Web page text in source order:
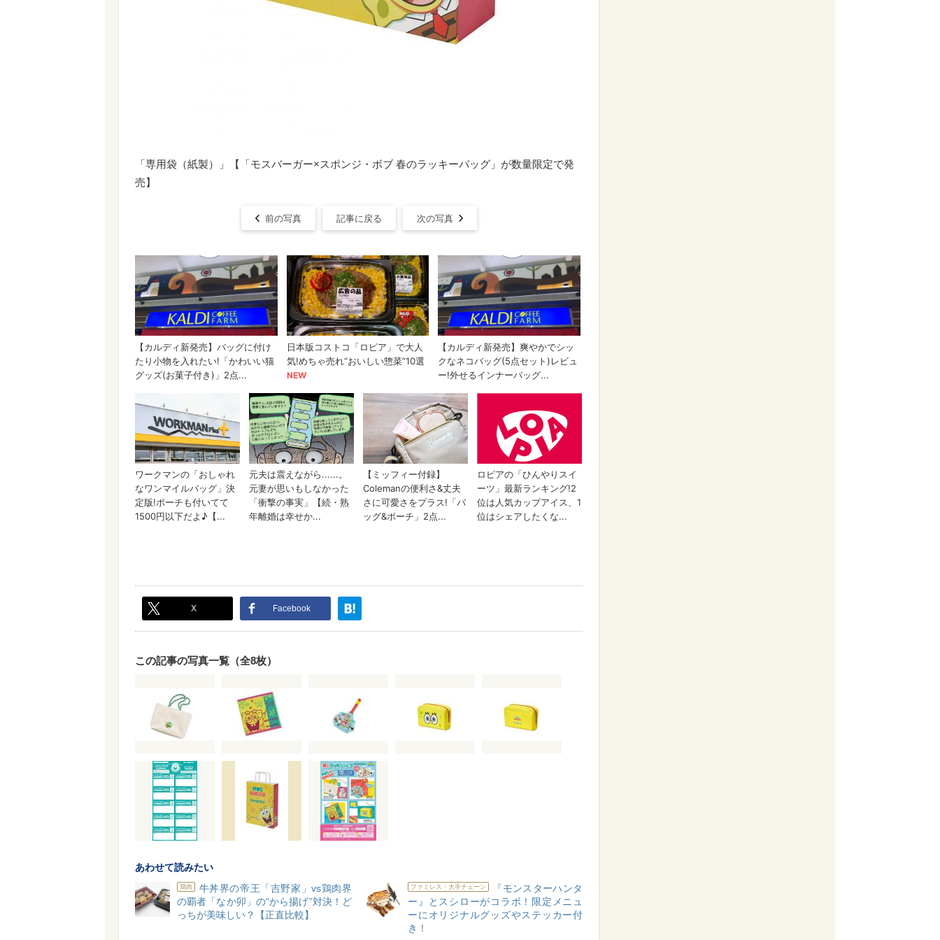
「専用袋（紙製）」【「モスバーガー×スポンジ・ボブ 春のラッキーバッグ」が数量限定で発
売】
前の写真 記事に戻る 次の写真
X Facebook
この記事の写真一覧（全8枚）
あわせて読みたい
鶏肉
牛丼界の帝王「吉野家」vs鶏肉界
の覇者「なか卯」の“から揚げ”対決！ど
っちが美味しい？【正直比較】
ファミレス・大手チェーン
『モンスターハンタ
ー』とスシローがコラボ！限定メニュ
ーにオリジナルグッズやステッカー付
き！